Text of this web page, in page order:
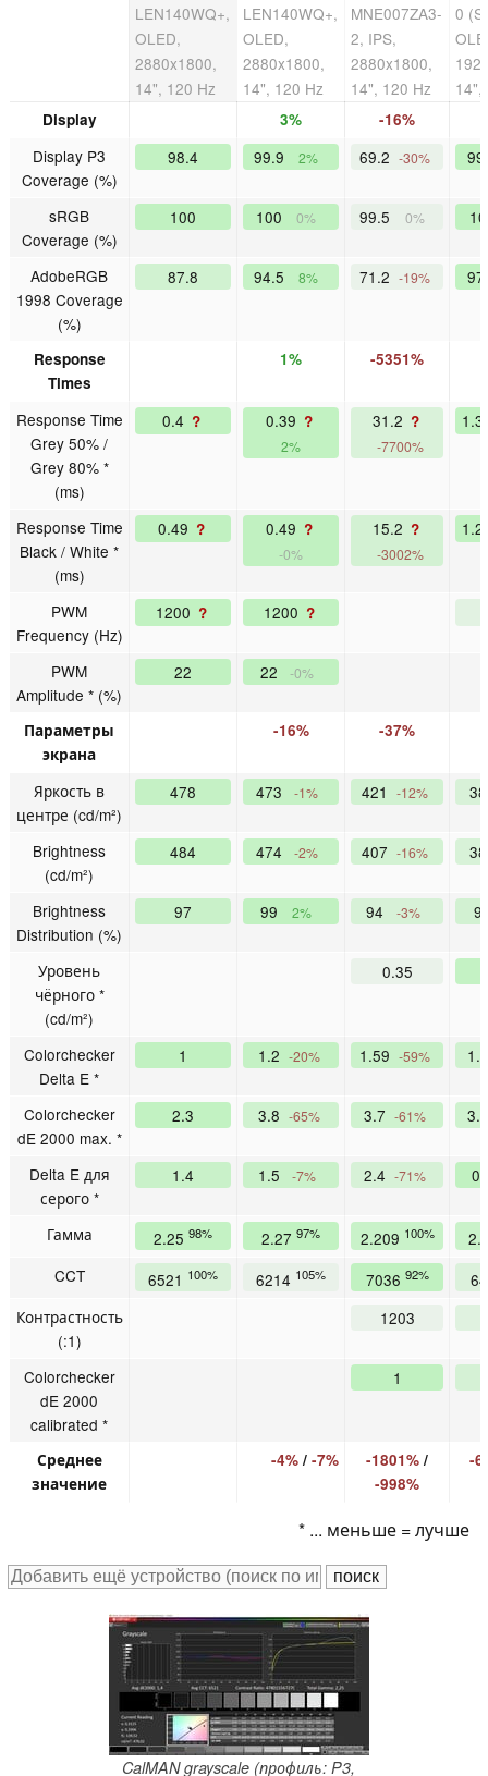
LEN140WQ+,
OLED,
2880x1800,
14", 120 Hz
LEN140WQ+,
OLED,
2880x1800,
14", 120 Hz
MNE007ZA3-
2, IPS,
2880x1800,
14", 120 Hz
0
14",
Display 3% -16%
Display P3
Coverage (%)
98.4 99.9 2% 69.2 -30%
sRGB
Coverage (%)
100 100 0% 99.5 0%
AdobeRGB
1998 Coverage
(%)
87.8 94.5 8% 71.2 -19%
Response
Times
1% -5351%
Response Time
Grey 50% /
Grey 80% *
(ms)
0.4 ? 0.39 ?
2%
31.2 ?
-7700%
1.3
Response Time
Black / White *
(ms)
0.49 ? 0.49 ?
-0%
15.2 ?
-3002%
1.2
PWM
Frequency (Hz)
1200 ? 1200 ?
PWM
Amplitude * (%)
22 22 -0%
Параметры
экрана
-16% -37%
Яркость в
центре (cd/m²)
478 473 -1% 421 -12%
Brightness
(cd/m²)
484 474 -2% 407 -16%
Brightness
Distribution (%)
97 99 2% 94 -3%
Уровень
чёрного *
(cd/m²)
0.35
Colorchecker
Delta E *
1 1.2 -20% 1.59 -59%
Colorchecker
dE 2000 max. *
2.3 3.8 -65% 3.7 -61%
Delta E для
серого *
1.4 1.5 -7% 2.4 -71%
Гамма 2.25 98% 2.27 97% 2.209 100%
CCT
6521 100% 6214 105% 7036 92%
Контрастность
(:1)
1203
Colorchecker
dE 2000
calibrated *
1
Среднее
значение
-4%/ -7% -1801% /
-998%
-
* ... меньше = лучше
CalMAN grayscale (профиль: P3,